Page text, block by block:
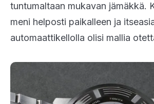
tuntumaltaan mukavan jämäkkä.
meni helposti paikalleen ja
automaattikellolla olisi mallia